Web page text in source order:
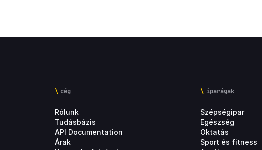
cég
Rólunk
Tudásbázis
API Documentation
Árak
iparágak
Szépségipar
Egészség
Oktatás
Sport és fitness